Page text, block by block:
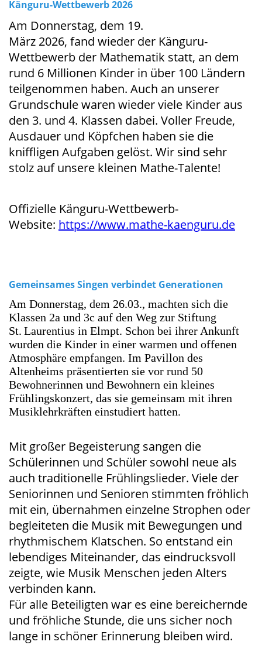
Känguru-Wettbewerb 2026
Am Donnerstag, dem 19.
März 2026, fand wieder der Känguru-
Wettbewerb der Mathematik statt, an dem
rund 6 Millionen Kinder in über 100 Ländern
teilgenommen haben. Auch an unserer
Grundschule waren wieder viele Kinder aus
den 3. und 4. Klassen dabei. Voller Freude,
Ausdauer und Köpfchen haben sie die
kniffligen Aufgaben gelöst. Wir sind sehr
stolz auf unsere kleinen Mathe-Talente!
Offizielle Känguru-Wettbewerb-
Website: https://www.mathe-kaenguru.de
Gemeinsames Singen verbindet Generationen
Am Donnerstag, dem 26.03., machten sich die
Klassen 2a und 3c auf den Weg zur Stiftung
St. Laurentius in Elmpt. Schon bei ihrer Ankunft
wurden die Kinder in einer warmen und offenen
Atmosphäre empfangen. Im Pavillon des
Altenheims präsentierten sie vor rund 50
Bewohnerinnen und Bewohnern ein kleines
Frühlingskonzert, das sie gemeinsam mit ihren
Musiklehrkräften einstudiert hatten.
Mit großer Begeisterung sangen die
Schülerinnen und Schüler sowohl neue als
auch traditionelle Frühlingslieder. Viele der
Seniorinnen und Senioren stimmten fröhlich
mit ein, übernahmen einzelne Strophen oder
begleiteten die Musik mit Bewegungen und
rhythmischem Klatschen. So entstand ein
lebendiges Miteinander, das eindrucksvoll
zeigte, wie Musik Menschen jeden Alters
verbinden kann.
Für alle Beteiligten war es eine bereichernde
und fröhliche Stunde, die uns sicher noch
lange in schöner Erinnerung bleiben wird.